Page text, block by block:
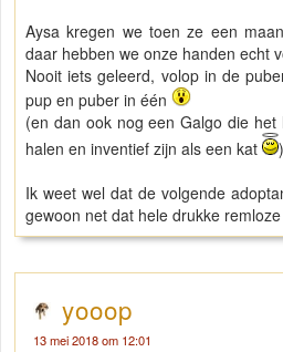
Aysa kregen we toen ze een
daar hebben we onze handen echt
Nooit iets geleerd, volop in de
pup en puber in één
(en dan ook nog een Galgo die
halen en inventief zijn als een kat
)
Ik weet wel dat de volgende
gewoon net dat hele drukke
yooop
13 mei 2018 om 12:01